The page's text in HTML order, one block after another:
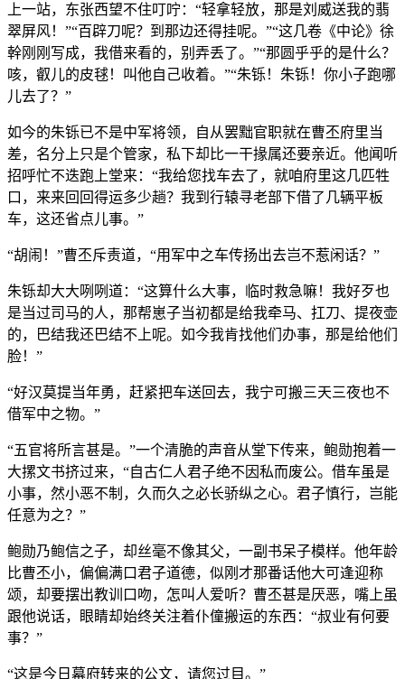
上一站，东张西望不住叮咛：“轻拿轻放，那是刘威送我的翡
翠屏风！”“百辟刀呢？到那边还得挂呢。”“这几卷《中论》徐
幹刚刚写成，我借来看的，别弄丢了。”“那圆乎乎的是什么？
咳，叡儿的皮毬！叫他自己收着。”“朱铄！朱铄！你小子跑哪
儿去了？”
如今的朱铄已不是中军将领，自从罢黜官职就在曹丕府里当
差，名分上只是个管家，私下却比一干掾属还要亲近。他闻听
招呼忙不迭跑上堂来：“我给您找车去了，就咱府里这几匹牲
口，来来回回得运多少趟？我到行辕寻老部下借了几辆平板
车，这还省点儿事。”
“胡闹！”曹丕斥责道，“用军中之车传扬出去岂不惹闲话？”
朱铄却大大咧咧道：“这算什么大事，临时救急嘛！我好歹也
是当过司马的人，那帮崽子当初都是给我牵马、扛刀、提夜壶
的，巴结我还巴结不上呢。如今我肯找他们办事，那是给他们
脸！”
“好汉莫提当年勇，赶紧把车送回去，我宁可搬三天三夜也不
借军中之物。”
“五官将所言甚是。”一个清脆的声音从堂下传来，鲍勋抱着一
大摞文书挤过来，“自古仁人君子绝不因私而废公。借车虽是
小事，然小恶不制，久而久之必长骄纵之心。君子慎行，岂能
任意为之？”
鲍勋乃鲍信之子，却丝毫不像其父，一副书呆子模样。他年龄
比曹丕小，偏偏满口君子道德，似刚才那番话他大可逢迎称
颂，却要摆出教训口吻，怎叫人爱听？曹丕甚是厌恶，嘴上虽
跟他说话，眼睛却始终关注着仆僮搬运的东西：“叔业有何要
事？”
“这是今日幕府转来的公文，请您过目。”